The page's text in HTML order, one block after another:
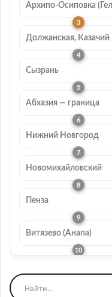
Архипо-Осиповка
Должанская, Казачий
Сызрань
Абхазия — граница
Нижний Новгород
Новомихайловский
Пенза
Витязево (Анапа)